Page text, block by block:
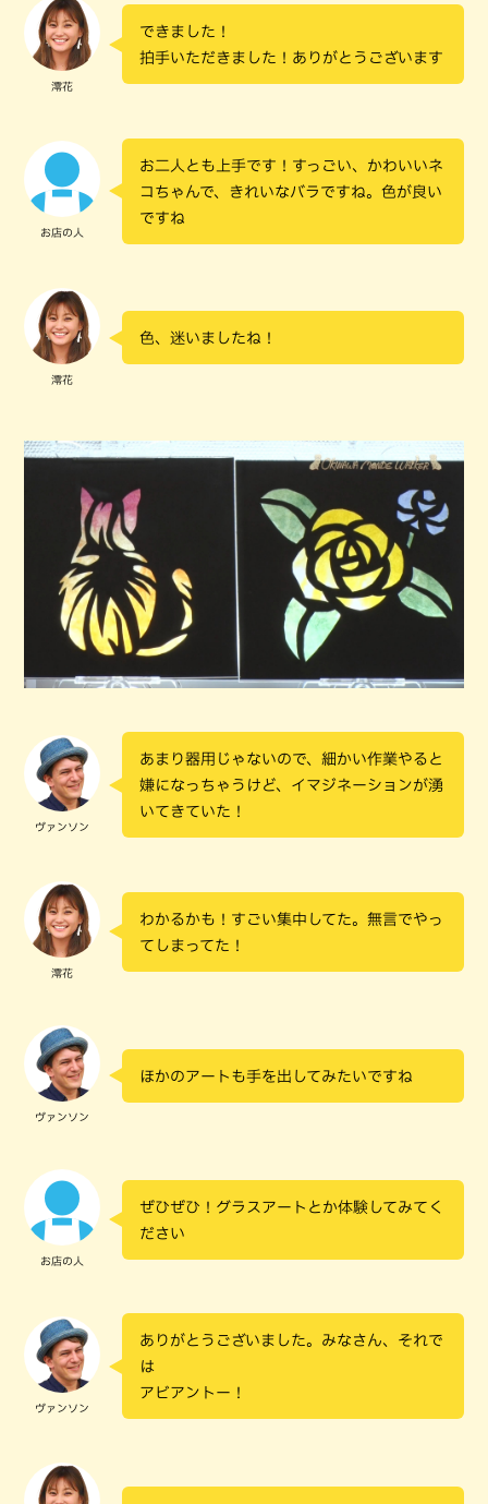
澪花
できました！
拍手いただきました！ありがとうございます
お店の人
お二人とも上手です！すっごい、かわいいネ
コちゃんで、きれいなバラですね。色が良い
ですね
澪花
色、迷いましたね！
ヴァンソン
あまり器用じゃないので、細かい作業やると
嫌になっちゃうけど、イマジネーションが湧
いてきていた！
澪花
わかるかも！すごい集中してた。無言でやっ
てしまってた！
ヴァンソン
ほかのアートも手を出してみたいですね
お店の人
ぜひぜひ！グラスアートとか体験してみてく
ださい
ヴァンソン
ありがとうございました。みなさん、それで
は
アビアントー！